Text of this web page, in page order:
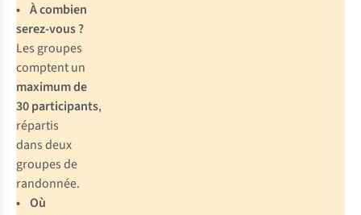
• À combien
serez-vous ?
Les groupes
comptent un
maximum de
30 participants,
répartis
dans deux
groupes de
randonnée.
• Où